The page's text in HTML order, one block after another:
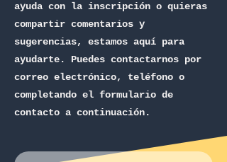
ayuda con la inscripción o quieras
compartir comentarios y
sugerencias, estamos aquí para
ayudarte. Puedes contactarnos por
correo electrónico, teléfono o
completando el formulario de
contacto a continuación.